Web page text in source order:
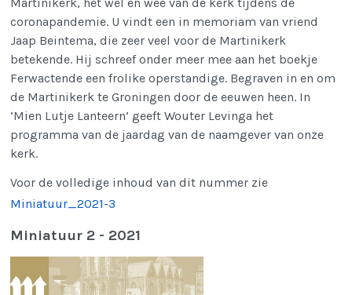
coronapandemie. U vindt een in memoriam van vriend
Jaap Beintema, die zeer veel voor de Martinikerk
betekende. Hij schreef onder meer mee aan het boekje
Ferwactende een frolike operstandige. Begraven in en om
de Martinikerk te Groningen door de eeuwen heen. In
‘Mien Lutje Lanteern’ geeft Wouter Levinga het
programma van de jaardag van de naamgever van onze
kerk.
Voor de volledige inhoud van dit nummer zie
Miniatuur_2021-3
Miniatuur 2 - 2021